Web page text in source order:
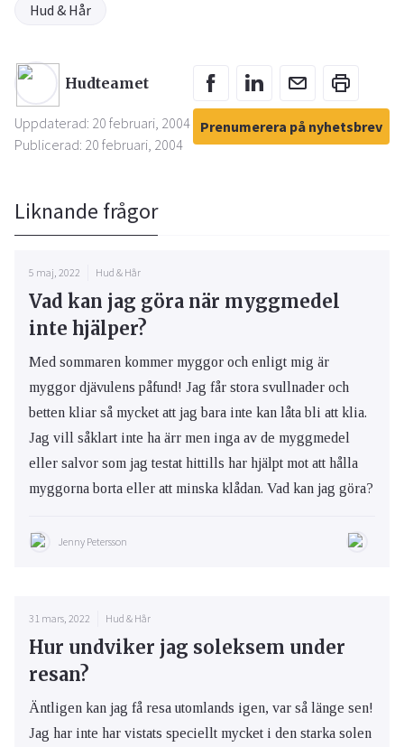
Hud & Hår
Hudteamet
Uppdaterad: 20 februari, 2004
Publicerad: 20 februari, 2004
Prenumerera på nyhetsbrev
Liknande frågor
5 maj, 2022 Hud & Hår
Vad kan jag göra när myggmedel
inte hjälper?
Med sommaren kommer myggor och enligt mig är
myggor djävulens påfund! Jag får stora svullnader och
betten kliar så mycket att jag bara inte kan låta bli att klia.
Jag vill såklart inte ha ärr men inga av de myggmedel
eller salvor som jag testat hittills har hjälpt mot att hålla
myggorna borta eller att minska klådan. Vad kan jag göra?
Jenny Petersson
31 mars, 2022 Hud & Hår
Hur undviker jag soleksem under
resan?
Äntligen kan jag få resa utomlands igen, var så länge sen!
Jag har inte har vistats speciellt mycket i den starka solen